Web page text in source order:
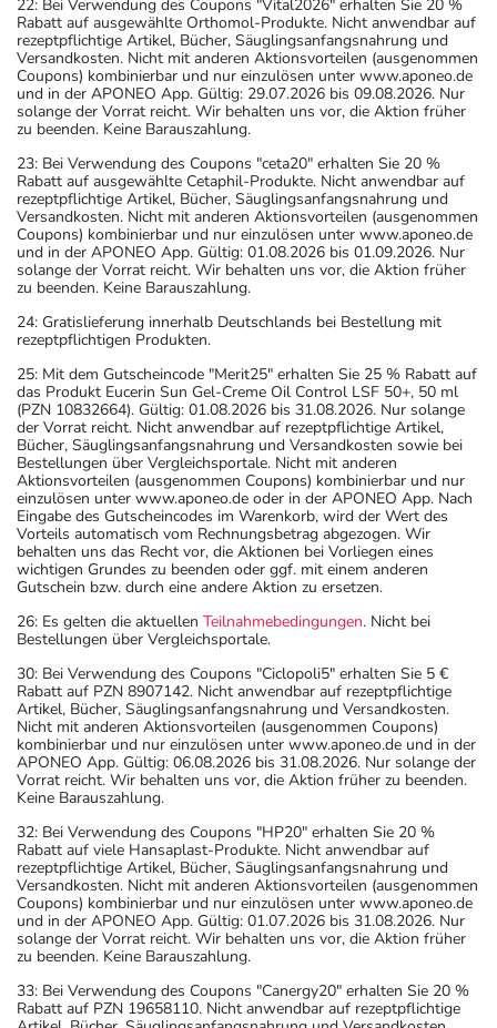
22: Bei Verwendung des Coupons "Vital2026" erhalten Sie 20 %
Rabatt auf ausgewählte Orthomol-Produkte. Nicht anwendbar auf
rezeptpflichtige Artikel, Bücher, Säuglingsanfangsnahrung und
Versandkosten. Nicht mit anderen Aktionsvorteilen (ausgenommen
Coupons) kombinierbar und nur einzulösen unter www.aponeo.de
und in der APONEO App. Gültig: 29.07.2026 bis 09.08.2026. Nur
solange der Vorrat reicht. Wir behalten uns vor, die Aktion früher
zu beenden. Keine Barauszahlung.
23: Bei Verwendung des Coupons "ceta20" erhalten Sie 20 %
Rabatt auf ausgewählte Cetaphil-Produkte. Nicht anwendbar auf
rezeptpflichtige Artikel, Bücher, Säuglingsanfangsnahrung und
Versandkosten. Nicht mit anderen Aktionsvorteilen (ausgenommen
Coupons) kombinierbar und nur einzulösen unter www.aponeo.de
und in der APONEO App. Gültig: 01.08.2026 bis 01.09.2026. Nur
solange der Vorrat reicht. Wir behalten uns vor, die Aktion früher
zu beenden. Keine Barauszahlung.
24: Gratislieferung innerhalb Deutschlands bei Bestellung mit
rezeptpflichtigen Produkten.
25: Mit dem Gutscheincode "Merit25" erhalten Sie 25 % Rabatt auf
das Produkt Eucerin Sun Gel-Creme Oil Control LSF 50+, 50 ml
(PZN 10832664). Gültig: 01.08.2026 bis 31.08.2026. Nur solange
der Vorrat reicht. Nicht anwendbar auf rezeptpflichtige Artikel,
Bücher, Säuglingsanfangsnahrung und Versandkosten sowie bei
Bestellungen über Vergleichsportale. Nicht mit anderen
Aktionsvorteilen (ausgenommen Coupons) kombinierbar und nur
einzulösen unter www.aponeo.de oder in der APONEO App. Nach
Eingabe des Gutscheincodes im Warenkorb, wird der Wert des
Vorteils automatisch vom Rechnungsbetrag abgezogen. Wir
behalten uns das Recht vor, die Aktionen bei Vorliegen eines
wichtigen Grundes zu beenden oder ggf. mit einem anderen
Gutschein bzw. durch eine andere Aktion zu ersetzen.
26: Es gelten die aktuellen Teilnahmebedingungen. Nicht bei
Bestellungen über Vergleichsportale.
30: Bei Verwendung des Coupons "Ciclopoli5" erhalten Sie 5 €
Rabatt auf PZN 8907142. Nicht anwendbar auf rezeptpflichtige
Artikel, Bücher, Säuglingsanfangsnahrung und Versandkosten.
Nicht mit anderen Aktionsvorteilen (ausgenommen Coupons)
kombinierbar und nur einzulösen unter www.aponeo.de und in der
APONEO App. Gültig: 06.08.2026 bis 31.08.2026. Nur solange der
Vorrat reicht. Wir behalten uns vor, die Aktion früher zu beenden.
Keine Barauszahlung.
32: Bei Verwendung des Coupons "HP20" erhalten Sie 20 %
Rabatt auf viele Hansaplast-Produkte. Nicht anwendbar auf
rezeptpflichtige Artikel, Bücher, Säuglingsanfangsnahrung und
Versandkosten. Nicht mit anderen Aktionsvorteilen (ausgenommen
Coupons) kombinierbar und nur einzulösen unter www.aponeo.de
und in der APONEO App. Gültig: 01.07.2026 bis 31.08.2026. Nur
solange der Vorrat reicht. Wir behalten uns vor, die Aktion früher
zu beenden. Keine Barauszahlung.
33: Bei Verwendung des Coupons "Canergy20" erhalten Sie 20 %
Rabatt auf PZN 19658110. Nicht anwendbar auf rezeptpflichtige